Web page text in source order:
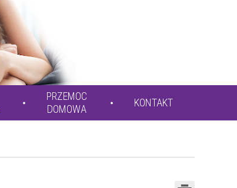
PRZEMOC
DOMOWA
KONTAKT